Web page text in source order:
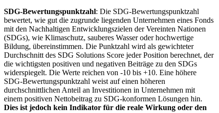
SDG-Bewertungspunktzahl: Die SDG-Bewertungspunktzahl
bewertet, wie gut die zugrunde liegenden Unternehmen eines Fonds
mit den Nachhaltigen Entwicklungszielen der Vereinten Nationen
(SDGs), wie Klimaschutz, sauberes Wasser oder hochwertige
Bildung, übereinstimmen. Die Punktzahl wird als gewichteter
Durchschnitt des SDG Solutions Score jeder Position berechnet, der
die wichtigsten positiven und negativen Beiträge zu den SDGs
widerspiegelt. Die Werte reichen von -10 bis +10. Eine höhere
SDG-Bewertungspunktzahl weist auf einen höheren
durchschnittlichen Anteil an Investitionen in Unternehmen mit
einem positiven Nettobeitrag zu SDG-konformen Lösungen hin.
Dies ist jedoch kein Indikator für die reale Wirkung oder den